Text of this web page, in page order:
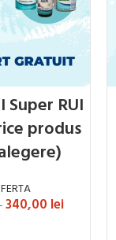
Super RUI
produs
340,00 lei